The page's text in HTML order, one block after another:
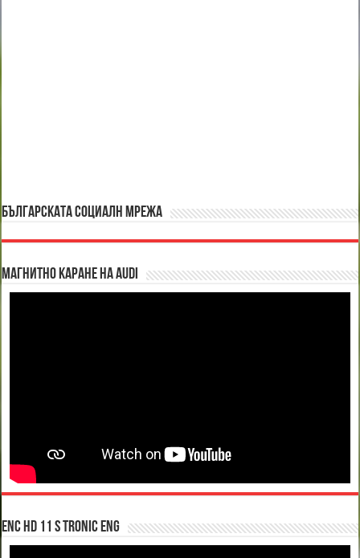
БЪЛГАРСКАТА СОЦИАЛН МРЕЖА
Магнитно каране на Audi
enc hd 11 S tronic ENG